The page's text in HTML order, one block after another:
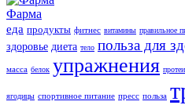
Фарма
еда продукты фитнес витамины правильное
здоровье диета тело польза для
масса белок упражнения
ягодицы спортивное питание пресс польза